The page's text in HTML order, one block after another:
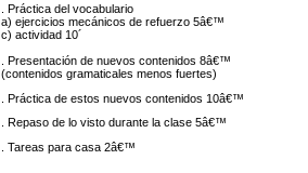
. Práctica del vocabulario
a) ejercicios mecánicos de refuerzo 5â€™
c) actividad 10´
. Presentación de nuevos contenidos 8â€™
(contenidos gramaticales menos fuertes)
. Práctica de estos nuevos contenidos 10â€™
. Repaso de lo visto durante la clase 5â€™
. Tareas para casa 2â€™